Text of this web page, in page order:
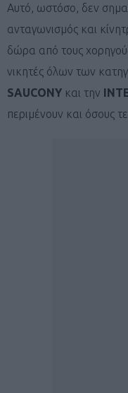
Αυτό, ωστόσο, δεν
ανταγωνισμός και
δώρα από τους
νικητές όλων των
SAUCONY και την
περιμένουν και όσους